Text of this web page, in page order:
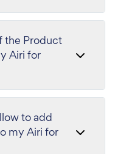
the Product
Airi for
to add
my Airi for